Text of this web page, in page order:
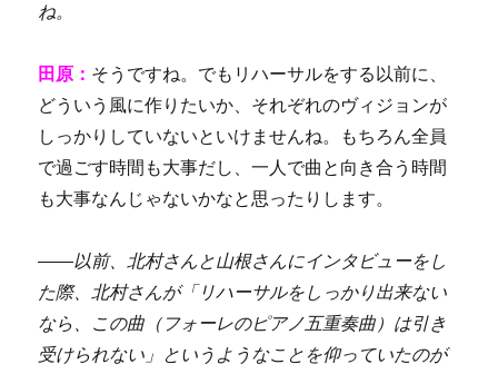
ね。
田原： そうですね。でもリハーサルをする以前に、
どういう風に作りたいか、それぞれのヴィジョンが
しっかりしていないといけませんね。
もちろん全員
で過ごす時間も大事だし、一人で曲と向き合う時間
も大事なんじゃないかなと思ったりします。
――以前、 北村さんと山根さんにインタビューをし
た際、北村さんが「リハーサルをしっかり出来ない
なら、この曲（フォーレのピアノ五重奏曲）は引き
受けられない」というようなことを仰っていたのが